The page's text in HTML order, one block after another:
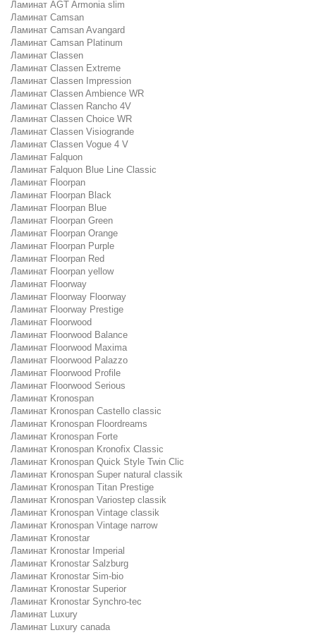
Ламинат AGT Armonia slim
Ламинат Camsan
Ламинат Camsan Avangard
Ламинат Camsan Platinum
Ламинат Classen
Ламинат Classen Extreme
Ламинат Classen Impression
Ламинат Classen Ambience WR
Ламинат Classen Rancho 4V
Ламинат Classen Choice WR
Ламинат Classen Visiogrande
Ламинат Classen Vogue 4 V
Ламинат Falquon
Ламинат Falquon Blue Line Classic
Ламинат Floorpan
Ламинат Floorpan Black
Ламинат Floorpan Blue
Ламинат Floorpan Green
Ламинат Floorpan Orange
Ламинат Floorpan Purple
Ламинат Floorpan Red
Ламинат Floorpan yellow
Ламинат Floorway
Ламинат Floorway Floorway
Ламинат Floorway Prestige
Ламинат Floorwood
Ламинат Floorwood Balance
Ламинат Floorwood Maxima
Ламинат Floorwood Palazzo
Ламинат Floorwood Profile
Ламинат Floorwood Serious
Ламинат Kronospan
Ламинат Kronospan Castello classic
Ламинат Kronospan Floordreams
Ламинат Kronospan Forte
Ламинат Kronospan Kronofix Classic
Ламинат Kronospan Quick Style Twin Clic
Ламинат Kronospan Super natural classik
Ламинат Kronospan Titan Prestige
Ламинат Kronospan Variostep classik
Ламинат Kronospan Vintage classik
Ламинат Kronospan Vintage narrow
Ламинат Kronostar
Ламинат Kronostar Imperial
Ламинат Kronostar Salzburg
Ламинат Kronostar Sim-bio
Ламинат Kronostar Superior
Ламинат Kronostar Synchro-tec
Ламинат Luxury
Ламинат Luxury canada